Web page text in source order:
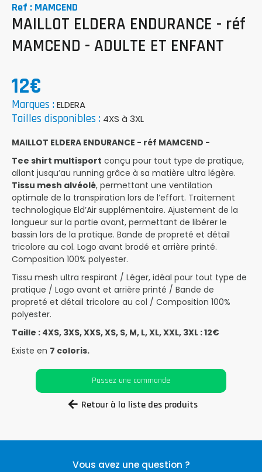
Ref : MAMCEND
MAILLOT ELDERA ENDURANCE - réf
MAMCEND - ADULTE ET ENFANT
12€
Marques :ELDERA
Tailles disponibles : 4XS à 3XL
MAILLOT ELDERA ENDURANCE - réf MAMCEND -
Tee shirt multisport conçu pour tout type de pratique,
allant jusqu’au running grâce à sa matière ultra légère.
Tissu mesh alvéolé, permettant une ventilation
optimale de la transpiration lors de l’effort. Traitement
technologique Eld’Air supplémentaire. Ajustement de la
longueur sur la partie avant, permettant de libérer le
bassin lors de la pratique. Bande de propreté et détail
tricolore au col. Logo avant brodé et arrière printé.
Composition 100% polyester.
Tissu mesh ultra respirant / Léger, idéal pour tout type de
pratique / Logo avant et arrière printé / Bande de
propreté et détail tricolore au col / Composition 100%
polyester.
Taille : 4XS, 3XS, XXS, XS, S, M, L, XL, XXL, 3XL : 12€
Existe en 7 coloris.
Passez une commande
Retour à la liste des produits
Vous avez une question ?